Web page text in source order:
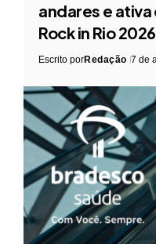
andares e
Rock in Rio 2026
Escrito porRedação 7 de